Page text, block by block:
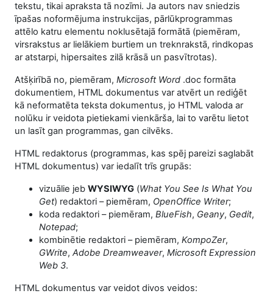
tekstu, tikai apraksta tā nozīmi. Ja autors nav sniedzis
īpašas noformējuma instrukcijas, pārlūkprogrammas
attēlo katru elementu noklusētajā formātā (piemēram,
virsrakstus ar lielākiem burtiem un treknrakstā, rindkopas
ar atstarpi, hipersaites zilā krāsā un pasvītrotas).
Atšķirībā no, piemēram, Microsoft Word .doc formāta
dokumentiem, HTML dokumentus var atvērt un rediģēt
kā neformatēta teksta dokumentus, jo HTML valoda ar
nolūku ir veidota pietiekami vienkārša, lai to varētu lietot
un lasīt gan programmas, gan cilvēks.
HTML redaktorus (programmas, kas spēj pareizi saglabāt
HTML dokumentus) var iedalīt trīs grupās:
vizuālie jeb WYSIWYG (What You See Is What You
Get) redaktori – piemēram, OpenOffice Writer;
koda redaktori – piemēram, BlueFish, Geany, Gedit,
Notepad;
kombinētie redaktori – piemēram, KompoZer,
GWrite, Adobe Dreamweaver, Microsoft Expression
Web 3.
HTML dokumentus var veidot divos veidos: